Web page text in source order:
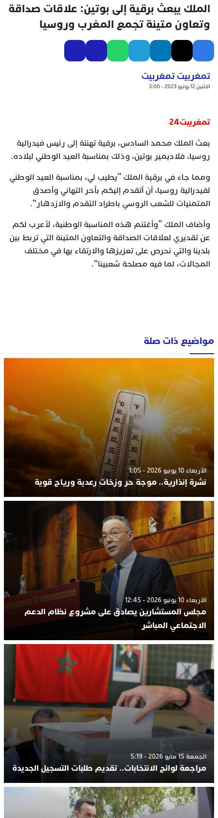
الملك يبعث برقية إلى بوتين: علاقات صداقة
وتعاون متينة تجمع المغرب وروسيا
تمغربيت تمغربيت
الإثنين 12 يونيو 2023 - 3:00
تمغربيت24
بعث الملك محمد السادس، برقية تهنئة إلى رئيس فيدرالية
روسيا، فلاديمير بوتين، وذلك بمناسبة العيد الوطني لبلاده.
ومما جاء في برقية الملك “يطيب لي، بمناسبة العيد الوطني
لفيدرالية روسيا، أن أتقدم إليكم بأحر التهاني وأصدق
المتمنيات للشعب الروسي باطراد التقدم والازدهار”.
وأضاف الملك “وأغتنم هذه المناسبة الوطنية، لأعرب لكم
عن تقديري لعلاقات الصداقة والتعاون المتينة التي تربط بين
بلدينا والتي نحرص على تعزيزها والارتقاء بها في مختلف
المجالات، لما فيه مصلحة شعبينا”.
مواضيع ذات صلة
الأربعاء 10 يونيو 2026 - 1:05
نشرة إنذارية.. موجة حر وزخات رعدية ورياح قوية
الأربعاء 10 يونيو 2026 - 12:45
مجلس المستشارين يصادق على مشروع نظام الدعم
الاجتماعي المباشر
الجمعة 15 مايو 2026 - 5:19
مراجعة لوائح الانتخابات.. تقديم طلبات التسجيل الجديدة